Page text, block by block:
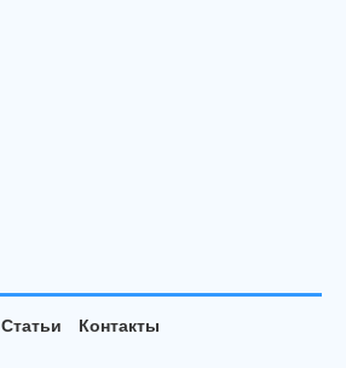
Статьи
Контакты